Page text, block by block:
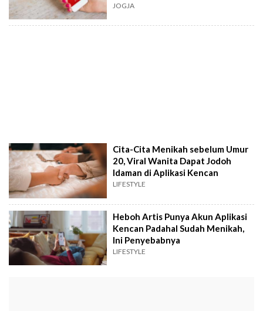
JOGJA
Cita-Cita Menikah sebelum Umur
20, Viral Wanita Dapat Jodoh
Idaman di Aplikasi Kencan
LIFESTYLE
Heboh Artis Punya Akun Aplikasi
Kencan Padahal Sudah Menikah,
Ini Penyebabnya
LIFESTYLE